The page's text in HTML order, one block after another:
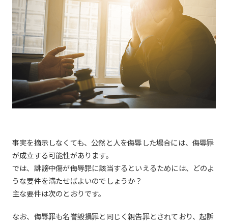
事実を摘示しなくても、公然と人を侮辱した場合には、侮辱罪
が成立する可能性があります。
では、誹謗中傷が侮辱罪に該当するといえるためには、どのよ
うな要件を満たせばよいのでしょうか？
主な要件は次のとおりです。
なお、侮辱罪も名誉毀損罪と同じく親告罪とされており、起訴